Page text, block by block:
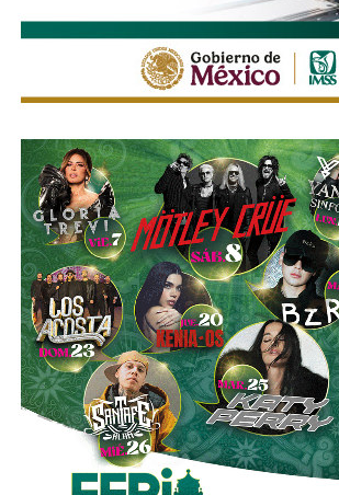
videos que circularon de autos
los casos, la velocidad del vehículo
del límite permitido
.
Sí hubo un fallo grande por parte de las
viales municipales que no anunciaron
y no colocaron la señal hasta que ya
de los tormentos.
Sigue existiendo tardanza por parte de
autoridades pararepintar o rescatar las